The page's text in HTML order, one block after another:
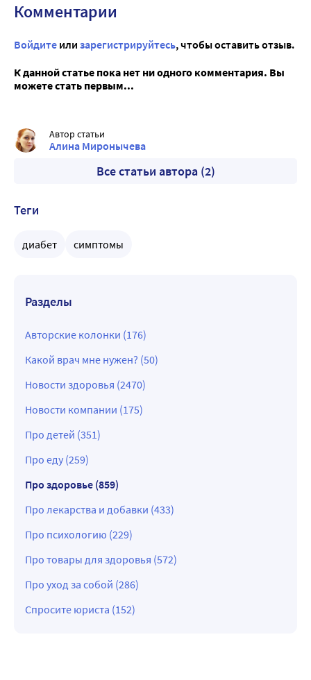
Комментарии
Войдите или зарегистрируйтесь, чтобы оставить отзыв.
К данной статье пока нет ни одного комментария. Вы
можете стать первым...
Автор статьи
Алина Миронычева
Все статьи автора (2)
Теги
диабет симптомы
Разделы
Авторские колонки (176)
Какой врач мне нужен? (50)
Новости здоровья (2470)
Новости компании (175)
Про детей (351)
Про еду (259)
Про здоровье (859)
Про лекарства и добавки (433)
Про психологию (229)
Про товары для здоровья (572)
Про уход за собой (286)
Спросите юриста (152)